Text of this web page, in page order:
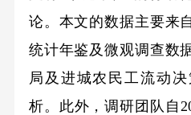
论。本文的数据主要来
统计年鉴及微观调查数
局及进城农民工流动
析。此外，调研团队自